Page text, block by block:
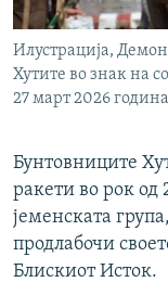
Илустрација,
Хутите во знак на
27 март 2026
Бунтовниците
ракети во рок од
јеменската
продлабочи
Блискиот Исток.